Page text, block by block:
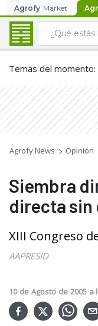
Agrofy Market
Temas del momento:
Agrofy News Opinión
Siembra
directa sin
XIII Congreso
AAPRESID
10 de Agosto de 2005 a